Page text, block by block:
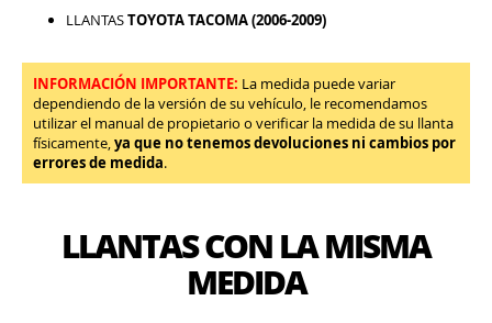
LLANTASTOYOTA TACOMA (2006-2009)
INFORMACIÓN IMPORTANTE: La medida puede variar
dependiendo de la versión de su vehículo, le recomendamos
utilizar el manual de propietario o verificar la medida de su llanta
físicamente,ya que no tenemos devoluciones ni cambios por
errores de medida.
LLANTAS CON LA MISMA
MEDIDA